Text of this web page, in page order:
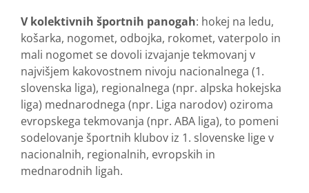
V kolektivnih športnih panogah: hokej na ledu,
košarka, nogomet, odbojka, rokomet, vaterpolo in
mali nogomet se dovoli izvajanje tekmovanj v
najvišjem kakovostnem nivoju nacionalnega (1.
slovenska liga), regionalnega (npr. alpska hokejska
liga) mednarodnega (npr. Liga narodov) oziroma
evropskega tekmovanja (npr. ABA liga), to pomeni
sodelovanje športnih klubov iz 1. slovenske lige v
nacionalnih, regionalnih, evropskih in
mednarodnih ligah.